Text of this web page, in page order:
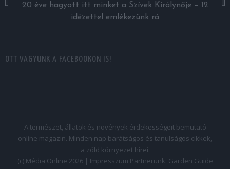
20 éve hagyott itt minket a Szívek Királynője – 12
idézettel emlékezünk rá
OTT VAGYUNK A FACEBOOKON IS!
A természet, állatok és növények érdekességeit bemutató
online magazin. Minden nap barátságos és tanulságos cikkek,
a zöld környezet hírei.
(c) Média Online 2026 | Impresszum Partnerünk: Garden Guide